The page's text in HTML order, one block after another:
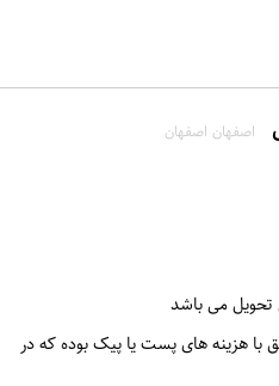
اصفهان اصفهان
تحویل می باشد
با هزینه های پست یا پیک بوده که در